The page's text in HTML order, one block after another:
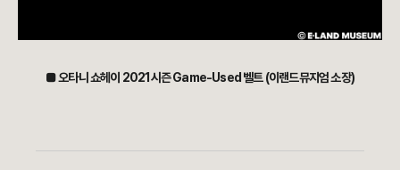
■ 오타니 쇼헤이 2021시즌 Game-Used 벨트 (이랜드뮤지엄 소장)